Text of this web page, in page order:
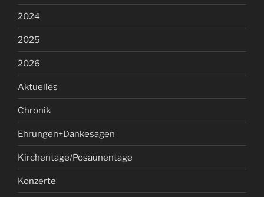
2024
2025
2026
Aktuelles
Chronik
Ehrungen+Dankesagen
Kirchentage/Posaunentage
Konzerte